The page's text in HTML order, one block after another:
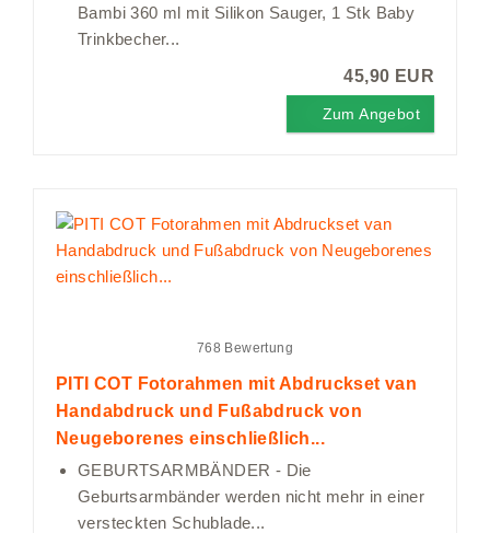
Bambi 360 ml mit Silikon Sauger, 1 Stk Baby
Trinkbecher...
45,90 EUR
Zum Angebot
768 Bewertung
PITI COT Fotorahmen mit Abdruckset van
Handabdruck und Fußabdruck von
Neugeborenes einschließlich...
GEBURTSARMBÄNDER - Die
Geburtsarmbänder werden nicht mehr in einer
versteckten Schublade...